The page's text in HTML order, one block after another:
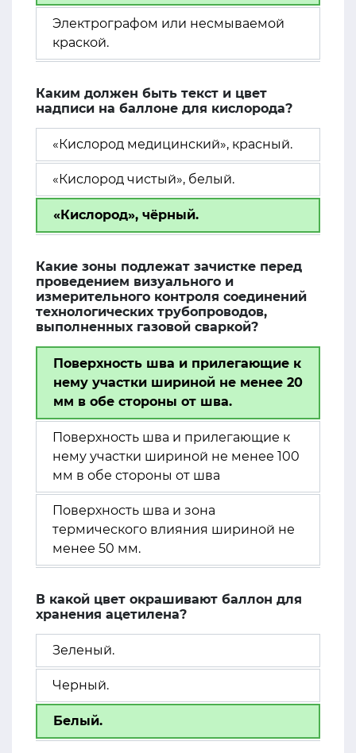
Электрографом или несмываемой
краской.
Каким должен быть текст и цвет
надписи на баллоне для кислорода?
«Кислород медицинский», красный.
«Кислород чистый», белый.
«Кислород», чёрный.
Какие зоны подлежат зачистке перед
проведением визуального и
измерительного контроля соединений
технологических трубопроводов,
выполненных газовой сваркой?
Поверхность шва и прилегающие к
нему участки шириной не менее 20
мм в обе стороны от шва.
Поверхность шва и прилегающие к
нему участки шириной не менее 100
мм в обе стороны от шва
Поверхность шва и зона
термического влияния шириной не
менее 50 мм.
В какой цвет окрашивают баллон для
хранения ацетилена?
Зеленый.
Черный.
Белый.